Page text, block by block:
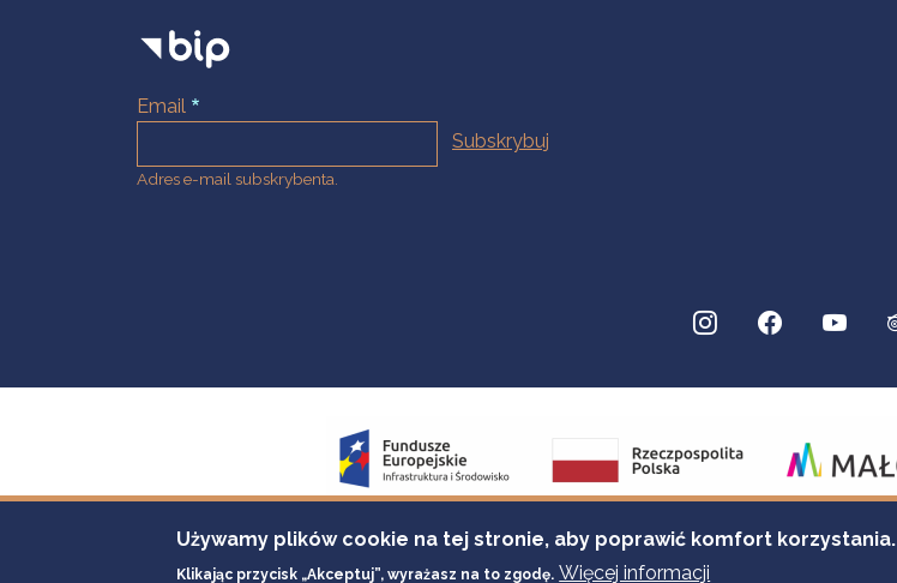
Email
Adres e-mail subskrybenta.
Używamy plików cookie na tej stronie, aby poprawić komfort korzystania.
Klikając przycisk „Akceptuj”, wyrażasz na to zgodę. Więcej informacji